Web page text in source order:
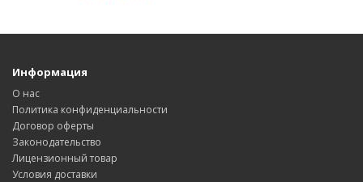
Информация
О нас
Политика конфиденциальности
Договор оферты
Законодательство
Лицензионный товар
Условия доставки